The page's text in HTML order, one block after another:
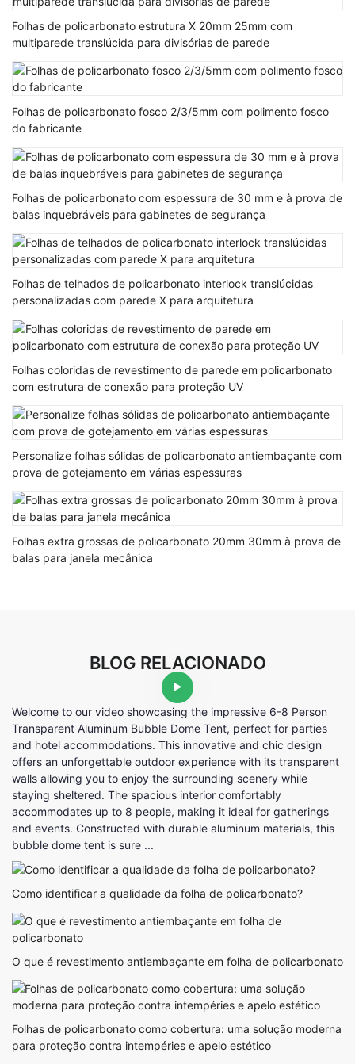
Folhas de policarbonato estrutura X 20mm 25mm com
multiparede translúcida para divisórias de parede
Folhas de policarbonato fosco 2/3/5mm com polimento fosco
do fabricante
Folhas de policarbonato com espessura de 30 mm e à prova de
balas inquebráveis ​​para gabinetes de segurança
Folhas de telhados de policarbonato interlock translúcidas
personalizadas com parede X para arquitetura
Folhas coloridas de revestimento de parede em policarbonato
com estrutura de conexão para proteção UV
Personalize folhas sólidas de policarbonato antiembaçante com
prova de gotejamento em várias espessuras
Folhas extra grossas de policarbonato 20mm 30mm à prova de
balas para janela mecânica
BLOG RELACIONADO
Welcome to our video showcasing the impressive 6-8 Person
Transparent Aluminum Bubble Dome Tent, perfect for parties
and hotel accommodations. This innovative and chic design
offers an unforgettable outdoor experience with its transparent
walls allowing you to enjoy the surrounding scenery while
staying sheltered. The spacious interior comfortably
accommodates up to 8 people, making it ideal for gatherings
and events. Constructed with durable aluminum materials, this
bubble dome tent is sure ...
Como identificar a qualidade da folha de policarbonato?
O que é revestimento antiembaçante em folha de policarbonato
Folhas de policarbonato como cobertura: uma solução moderna
para proteção contra intempéries e apelo estético